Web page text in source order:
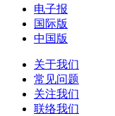
电子报
国际版
中国版
关于我们
常见问题
关注我们
联络我们